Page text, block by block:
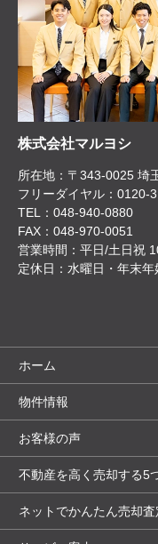
株式会社マルヨシ
所在地：〒343-0025 埼
フリーダイヤル：0120-
TEL：048-940-0880
FAX：048-970-0051
営業時間：平日/土日祝
定休日：水曜日・年末
ホーム
物件情報
お客様の声
不動産を高く売却する5
ネットでかんたん売却査